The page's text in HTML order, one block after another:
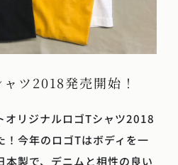
ツ2018発売開始！
オリジナルロゴTシャツ2018
！今年のロゴTはボディを一
本製で、デニムと相性の良い